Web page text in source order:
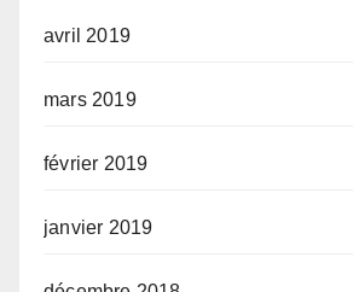
avril 2019
mars 2019
février 2019
janvier 2019